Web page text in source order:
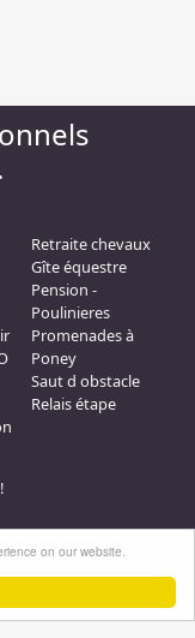
on our website.
Retraite chevaux
Gîte équestre
Pension -
Poulinieres
Promenades à
Poney
Saut d obstacle
Relais étape